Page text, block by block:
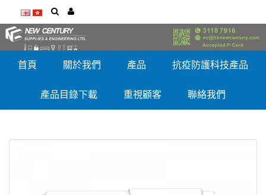
首頁 關於我們 產品 抗疫防護科技產品
產品目錄下載 重視顧客 聯絡我們